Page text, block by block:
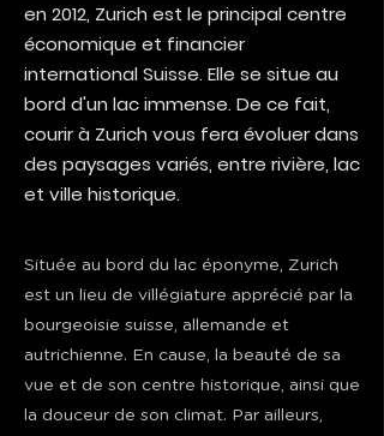
en 2012, Zurich est le principal centre
économique et financier
international Suisse. Elle se situe au
bord d'un lac immense. De ce fait,
courir à Zurich vous fera évoluer dans
des paysages variés, entre rivière, lac
et ville historique.
Située au bord du lac éponyme, Zurich
est un lieu de villégiature apprécié par la
bourgeoisie suisse, allemande et
autrichienne. En cause, la beauté de sa
vue et de son centre historique, ainsi que
la douceur de son climat. Par ailleurs,